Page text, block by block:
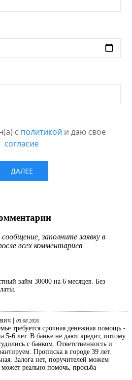
заполните заявку в
всех комментариев
займ 30000 на 6 месяцев. Без
| 03.08.2026
требуется срочная денежная помощь -
5-6 лет. В банке не дают кредит, потому
с банком. Ответственность и
Прописка в городе 39 лет.
Залога нет, поручителей можем
реально помочь, просьба